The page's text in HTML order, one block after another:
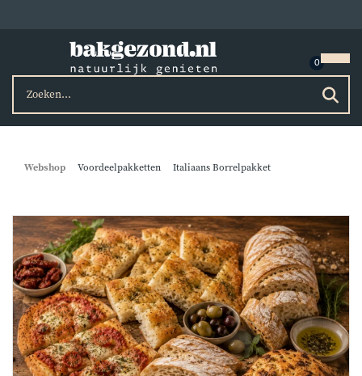
Webshop Voordeelpakketten Italiaans Borrelpakket